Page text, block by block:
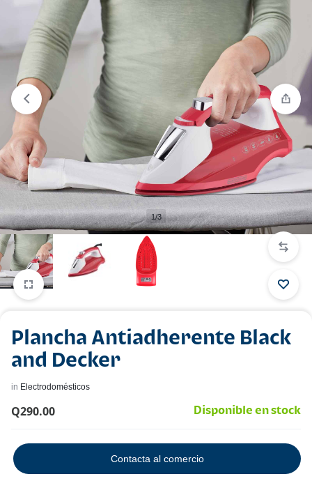
Comparar
“Plancha Antiadherente Black and Decker” ha
sido añadido a la lista de comparación
1/3
Plancha Antiadherente Black
and Decker
in Electrodomésticos
Q290.00 Disponible en stock
Contacta al comercio